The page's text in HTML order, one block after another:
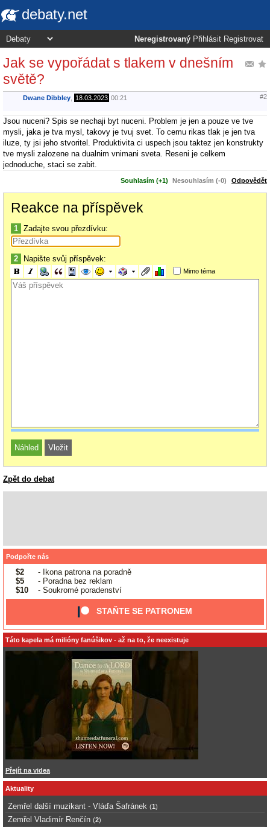
debaty.net
Neregistrovaný Přihlásit Registrovat
Jak se vypořádat s tlakem v dnešním
světě?
Dwane Dibbley 18.03.2023 00:21 #2
Jsou nuceni? Spis se nechaji byt nuceni. Problem je jen a pouze ve tve
mysli, jaka je tva mysl, takovy je tvuj svet. To cemu rikas tlak je jen tva
iluze, ty jsi jeho stvoritel. Produktivita ci uspech jsou taktez jen konstrukty
tve mysli zalozene na dualnim vnimani sveta. Reseni je celkem
jednoduche, staci se zabit.
Souhlasím (+1) Nesouhlasím (-0) Odpovědět
Reakce na příspěvek
1 Zadajte svou přezdívku:
2 Napište svůj příspěvek:
Mimo téma
Zpět do debat
Podpořte nás
$2
- Ikona patrona na poradně
$5
- Poradna bez reklam
$10
- Soukromé poradenství
STAŇTE SE PATRONEM
Táto kapela má milióny fanúšikov - až na to, že neexistuje
Přejít na videa
Aktuality
Zemřel další muzikant - Vláďa Šafránek (1)
Zemřel Vladimír Renčín (2)